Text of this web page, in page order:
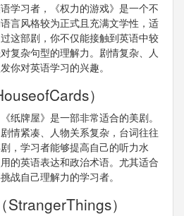
学习者，《权力的游戏》是一个不
言风格较为正式且充满文学性，适
这部剧，你不仅能接触到英语中较
复杂句型的理解力。剧情复杂、人
你对英语学习的兴趣。
）
纸牌屋》是一部非常适合的美剧。
情紧凑、人物关系复杂，台词往往
，学习者能够提高自己的听力水
的英语表达和政治术语。尤其适合
战自己理解力的学习者。
）